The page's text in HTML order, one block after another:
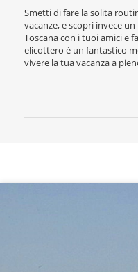
Smetti di fare la solita
vacanze, e scopri invece
Toscana con i tuoi amici e
elicottero è un fantastico
vivere la tua vacanza a